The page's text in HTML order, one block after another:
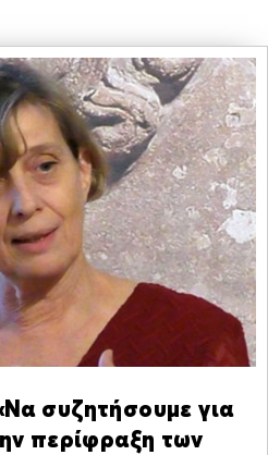
συζητήσουμε για
περίφραξη των